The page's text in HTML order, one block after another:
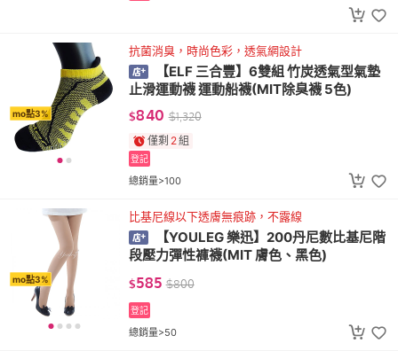
mo點3%
抗菌消臭，時尚色彩，透氣網設計
【ELF 三合豐】6雙組 竹炭透氣型氣墊
止滑運動襪 運動船襪(MIT除臭襪 5色)
$840 $1,320
僅剩 2組
總銷量>100
登記
mo點3%
比基尼線以下透膚無痕跡，不露線
【YOULEG 樂迅】200丹尼數比基尼階
段壓力彈性褲襪(MIT 膚色、黑色)
$585 $800
總銷量>50
登記